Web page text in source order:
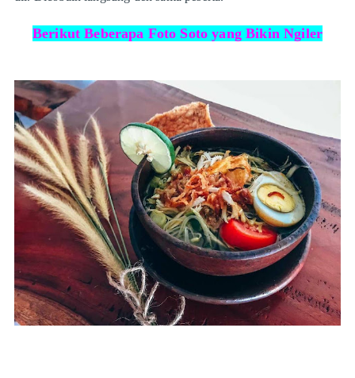
Berikut Beberapa Foto Soto yang Bikin Ngiler